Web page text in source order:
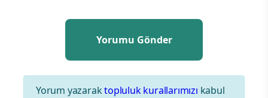
Yorum yazaraktopluluk kurallarımızı kabul